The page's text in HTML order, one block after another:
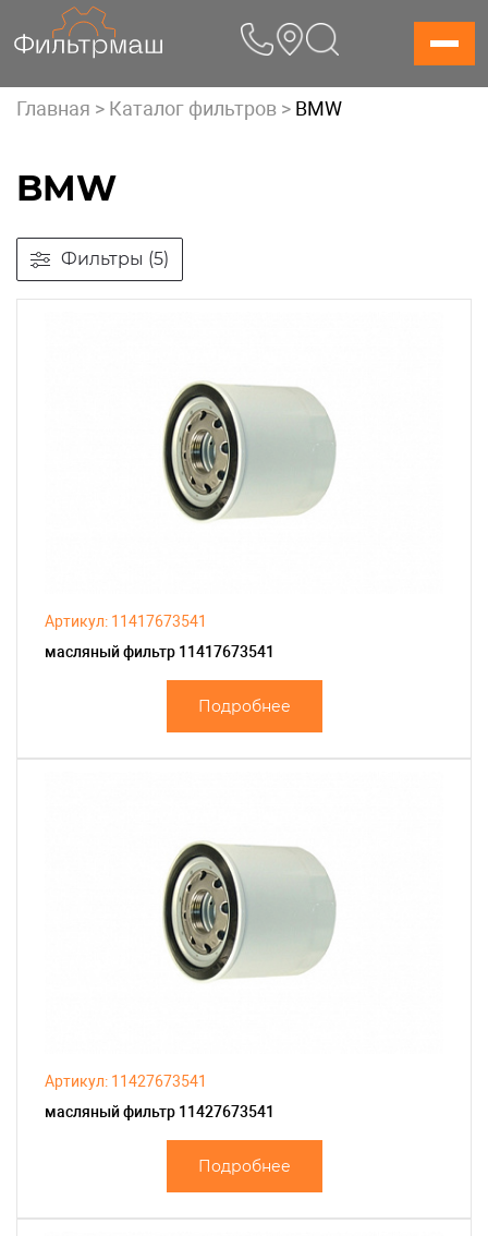
to
Главная > Каталог фильтров > BMW
BMW
Фильтры (5)
Артикул: 11417673541
масляный фильтр 11417673541
Подробнее
Артикул: 11427673541
масляный фильтр 11427673541
Подробнее